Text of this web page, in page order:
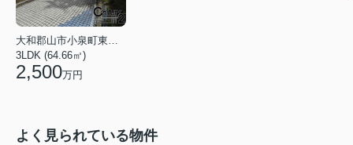
大和郡山市小泉町東２丁目
3LDK (64.66㎡)
2,500万円
よく見られている物件